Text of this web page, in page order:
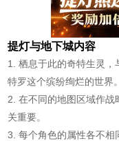
提灯与地下城内容
1. 栖息于此的奇特生灵
特罗这个缤纷绚烂的世界。
2. 在不同的地图区域作
关重要。
3. 每个角色的属性各不相